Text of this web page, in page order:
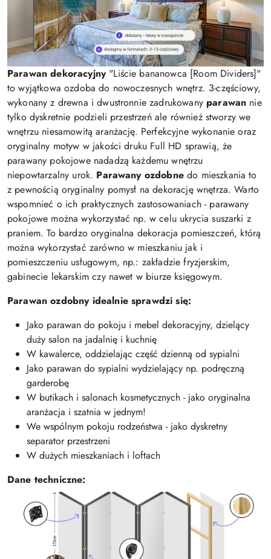
Parawan dekoracyjny"Liście bananowca [Room Dividers]"
to wyjątkowa ozdoba do nowoczesnych wnętrz. 3-częściowy,
wykonany z drewna i dwustronnie zadrukowany parawan nie
tylko dyskretnie podzieli przestrzeń ale również stworzy we
wnętrzu niesamowitą aranżację. Perfekcyjne wykonanie oraz
oryginalny motyw w jakości druku Full HD sprawią, że
parawany pokojowe nadadzą każdemu wnętrzu
niepowtarzalny urok. Parawany ozdobnedo mieszkania to
z pewnością oryginalny pomysł na dekorację wnętrza. Warto
wspomnieć o ich praktycznych zastosowaniach - parawany
pokojowe można wykorzystać np. w celu ukrycia suszarki z
praniem. To bardzo oryginalna dekoracja pomieszczeń, którą
można wykorzystać zarówno w mieszkaniu jak i
pomieszczeniu usługowym, np.: zakładzie fryzjerskim,
gabinecie lekarskim czy nawet w biurze księgowym.
Parawan ozdobny idealnie sprawdzi się:
Jako parawan do pokoju i mebel dekoracyjny, dzielący
duży salon na jadalnię i kuchnię
W kawalerce, oddzielając część dzienną od sypialni
Jako parawan do sypialni wydzielający np. podręczną
garderobę
W butikach i salonach kosmetycznych - jako oryginalna
aranżacja i szatnia w jednym!
We wspólnym pokoju rodzeństwa - jako dyskretny
separator przestrzeni
W dużych mieszkaniach i loftach
Dane techniczne: